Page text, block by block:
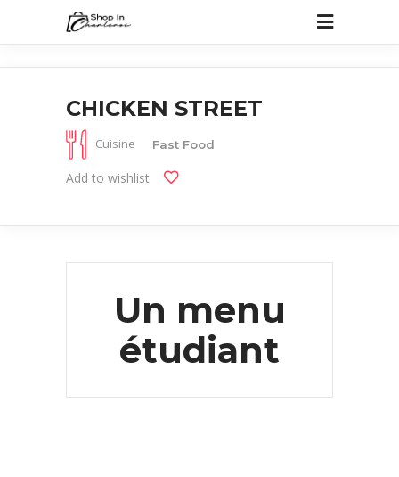
CHICKEN STREET
Cuisine Fast Food
Add to wishlist
Un menu
étudiant